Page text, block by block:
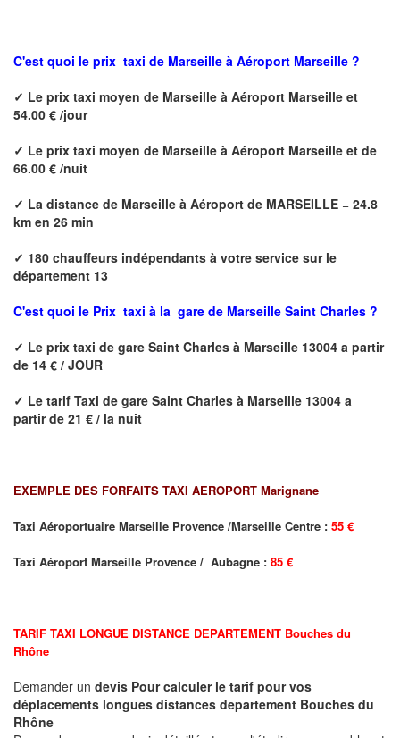
C'est quoi le prix taxi de Marseille à Aéroport Marseille ?
✓ Le prix taxi moyen de Marseille à Aéroport Marseille et
54.00 € /jour
✓ Le prix taxi moyen de Marseille à Aéroport Marseille et de
66.00 € /nuit
✓ La distance de Marseille à Aéroport de MARSEILLE = 24.8
km en 26 min
✓ 180 chauffeurs indépendants à votre service sur le
département 13
C'est quoi le Prix taxi à la gare de Marseille Saint Charles ?
✓ Le prix taxi de gare Saint Charles à Marseille 13004 a partir
de 14 € / JOUR
✓ Le tarif Taxi de gare Saint Charles à Marseille 13004 a
partir de 21 € / la nuit
EXEMPLE DES FORFAITS TAXI AEROPORT Marignane
Taxi Aéroportuaire Marseille Provence /Marseille Centre : 55 €
Taxi Aéroport Marseille Provence / Aubagne : 85 €
TARIF TAXI LONGUE DISTANCE DEPARTEMENT Bouches du
Rhône
Demander un devis Pour calculer le tarif pour vos
déplacements longues distances departement Bouches du
Rhône